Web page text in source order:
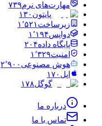
مهارت‌های نرم۷۳۹
پایتون ۱۳۰
زیرساخت ۱٬۵۲۱
دواپس۱٬۱۹۴
پایگاه داده۲۰۴
امنیت۱٬۳۲۹
هوش مصنوعی ۲٬۹۰۰
اپل ۱۷۰
گوگل۱۷۸
درباره ما
تماس با ما